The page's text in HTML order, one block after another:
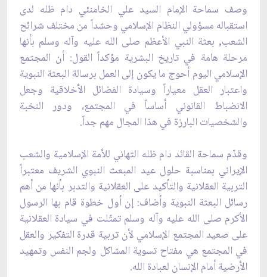
وصف سماحة الإمام السيد علي الخامنئي دام ظله لدى
استقباله مسؤولي النظام الإسلامي وحشداً من مختلف شرائح
الشعب, بعثة النبي الأعظم صلى الله عليه وآله وسلم بأنها
مرحلة هامة في تاريخ البشرية مؤكداً القول: أن المجتمع
الإسلامي اليوم أحوج ما يكون إلى العمل برسالة البعثة النبوية
واعتبار العقل معياراً وسيادة الفضائل الأخلاقية وجعل
الانضباط القانوني أساساً في المجتمع، ودور النخبة
والشخصيات البارزة في هذا المجال مهم جداً.
وقدّم سماحة القائد دام ظله التهاني للأمة الإسلامية والشعب
الإيراني بمناسبة حلول عيد المبعث النبوي الشريف معتبراً
التربية العقلانية والتأكيد على العقلانية والتدبر بأنها من أهم
رسائل البعثة النبوية وأضاف: إن أول خطوة قام بها الرسول
الأكرم صلى الله عليه وآله وسلم تمثّلت في سيادة العقلانية
على صعيد المجتمع الإسلامي لأن تربية قدرة التفكير والعقل
في المجتمع هي مفتاح تسوية المشاكل ولجم النفس وتمهيد
الأرضية أمام الإنسان لعبادة الله.